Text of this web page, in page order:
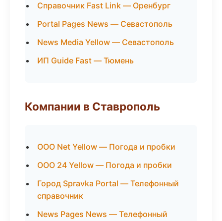
Справочник Fast Link — Оренбург
Portal Pages News — Севастополь
News Media Yellow — Севастополь
ИП Guide Fast — Тюмень
Компании в Ставрополь
ООО Net Yellow — Погода и пробки
ООО 24 Yellow — Погода и пробки
Город Spravka Portal — Телефонный
справочник
News Pages News — Телефонный